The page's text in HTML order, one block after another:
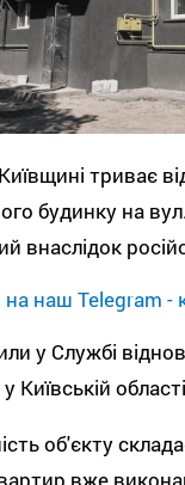
триває
будинку на
на наш Telegram -
у Службі
Київській
об'єкту
вже